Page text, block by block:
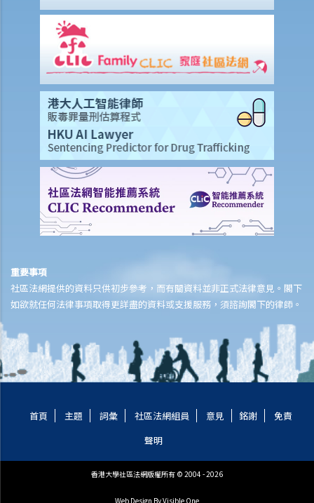
索償？
如果業主和租客各自都有獨立的家居保險保單，對於同一宗火災事故，
雙方的責任及賠償如何分配？
如果我同時受自己的家居保險及大廈的樓宇保險保障，在實務上如何處
理重複保險的問題？
如果大廈業主立案法團持有大廈保險，業主或租客是否有權獲得該保險
的賠償？賠償如何在所有受影響人士之間分配？
如果我在家中經營生意，我可否根據家居保險索償業務中斷損失，還是
必須另購業務中斷保險？
我的按揭合約是否包括關於物業「全損報廢」的條款？這會如何影響我
的法律責任？
我的按揭是否要求我為該物業持續購買火災保險（又稱樓宇結構保
險）？該保險會否保障物業全部損失的情況？
我可否直接收取部分賠款，還是所有索償款項必須先支付予按揭銀行？
如果銀行先收到保險賠款，他們是否有責任將該筆款項用於維修／重
建，還是可以選擇用來減少或清償按揭債務？
如果按揭銀行在該物業上亦有自己的保險權益，這會如何影響賠款的發
放次序？誰會優先收到賠償？
如我仍欠銀行按揭供款，保險公司的賠償會如何在我與銀行之間分配？
我會否仍然欠下任何餘額？
擔剩餘欠款？
保險公司拒絕支付火災損失賠償的最常見原因是什麼？
若我不同意保險公司對損失的評估或賠償金額，保險公司有甚麼內部投
訴或申訴程序可供我使用？
公證行在索償過程中扮演甚麼角色？他們對賠償金額有多大影響力？
重要事項
社區法網提供的資料只供初步參考，而有關資料並非正式法律意見。閣下
如欲就任何法律事項取得更詳盡的資料或支援服務，須諮詢閣下的律師。
首頁 主題 詞彙 社區法網組員 意見 銘謝
免責
聲明
香港大學社區法網版權所有 © 2004 - 2026
Web Design By Visible One